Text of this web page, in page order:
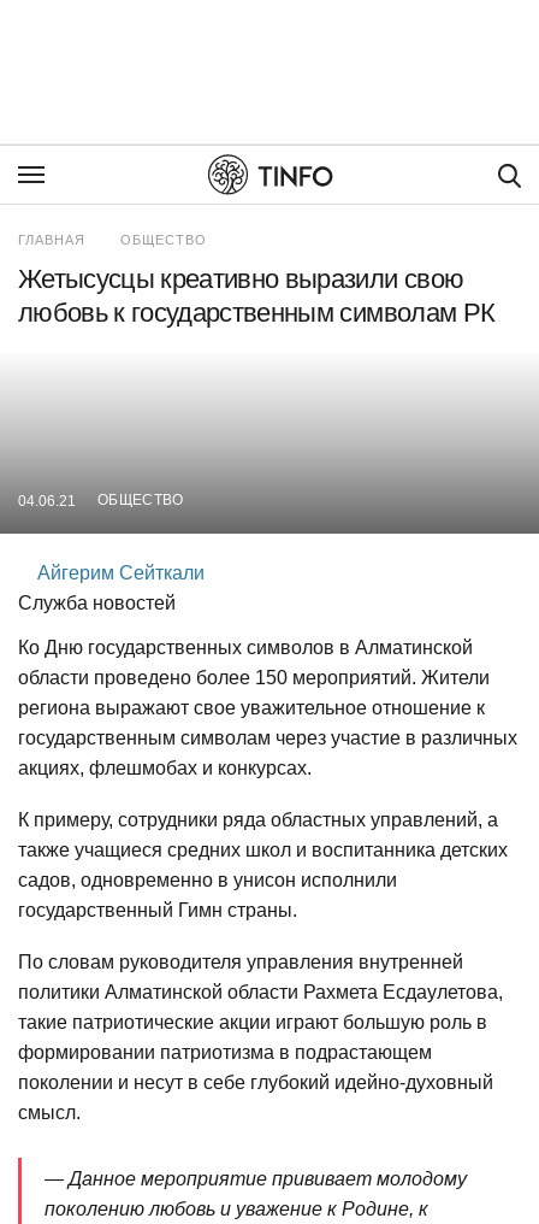
ГЛАВНАЯ ОБЩЕСТВО
Жетысусцы креативно выразили свою
любовь к государственным символам РК
04.06.21 ОБЩЕСТВО
Айгерим Сейткали
Служба новостей
Ко Дню государственных символов в Алматинской
области проведено более 150 мероприятий. Жители
региона выражают свое уважительное отношение к
государственным символам через участие в различных
акциях, флешмобах и конкурсах.
К примеру, сотрудники ряда областных управлений, а
также учащиеся средних школ и воспитанника детских
садов, одновременно в унисон исполнили
государственный Гимн страны.
По словам руководителя управления внутренней
политики Алматинской области Рахмета Есдаулетова,
такие патриотические акции играют большую роль в
формировании патриотизма в подрастающем
поколении и несут в себе глубокий идейно-духовный
смысл.
— Данное мероприятие прививает молодому
поколению любовь и уважение к Родине, к